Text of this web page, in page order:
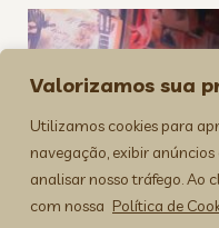
Valorizamos sua
Utilizamos cookies para
navegação, exibir
analisar nosso tráfego. Ao
com nossa Política de
CENÁRIO